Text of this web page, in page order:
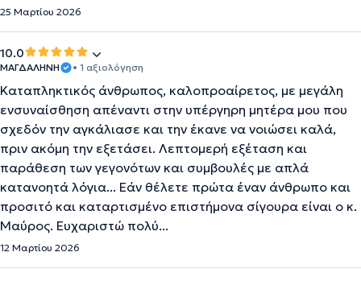
25 Μαρτίου 2026
10.0
ΜΑΓΔΑΛΗΝΗ • 1 αξιολόγηση
Καταπληκτικός άνθρωπος, καλοπροαίρετος, με μεγάλη
ενσυναίσθηση απέναντι στην υπέργηρη μητέρα μου που
σχεδόν την αγκάλιασε και την έκανε να νοιώσει καλά,
πριν ακόμη την εξετάσει. Λεπτομερή εξέταση και
παράθεση των γεγονότων και συμβουλές με απλά
κατανοητά λόγια... Εάν θέλετε πρώτα έναν άνθρωπο και
προσιτό και καταρτισμένο επιστήμονα σίγουρα είναι ο κ.
Μαύρος. Ευχαριστώ πολύ...
12 Μαρτίου 2026